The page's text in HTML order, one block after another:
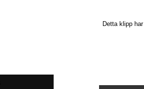
Detta klipp har